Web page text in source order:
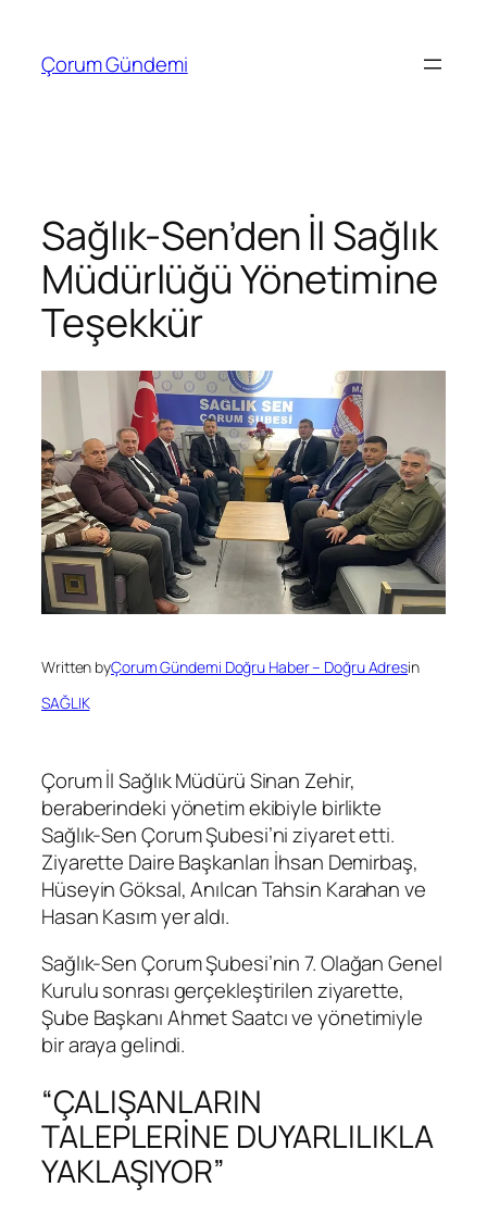
Çorum Gündemi
Sağlık-Sen’den İl Sağlık
Müdürlüğü Yönetimine
Teşekkür
Written byÇorum Gündemi Doğru Haber – Doğru Adresin
SAĞLIK
Çorum İl Sağlık Müdürü Sinan Zehir,
beraberindeki yönetim ekibiyle birlikte
Sağlık-Sen Çorum Şubesi’ni ziyaret etti.
Ziyarette Daire Başkanları İhsan Demirbaş,
Hüseyin Göksal, Anılcan Tahsin Karahan ve
Hasan Kasım yer aldı.
Sağlık-Sen Çorum Şubesi’nin 7. Olağan Genel
Kurulu sonrası gerçekleştirilen ziyarette,
Şube Başkanı Ahmet Saatcı ve yönetimiyle
bir araya gelindi.
“ÇALIŞANLARIN
TALEPLERİNE DUYARLILIKLA
YAKLAŞIYOR”